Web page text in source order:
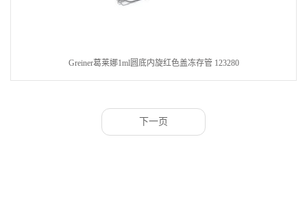
Greiner葛莱娜1ml圆底内旋红色盖冻存管 123280
下一页